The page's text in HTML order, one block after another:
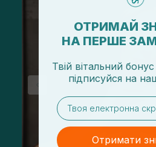
ОТРИМАЙ
НА ПЕРШЕ
Твій вітальний
підписуйся на
email
Отримати